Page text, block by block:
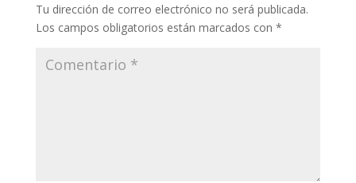
Tu dirección de correo electrónico no será publicada.
Los campos obligatorios están marcados con *